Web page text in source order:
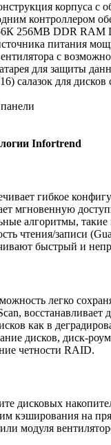
корпуса с
контроллером
256MB DDR RAM
питания
с
для защиты
салазок для
Infortrend
гибкое
мгновенную
алгоритмы,
чтения/записи
быстрый и
легко
как в
дисков, диск-
четности RAID.
дисковых
кэширования на
модуля